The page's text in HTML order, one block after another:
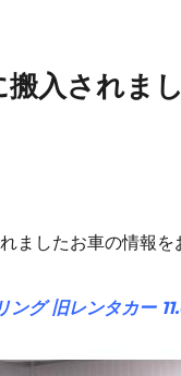
入されま
ましたお車の情報を
ング 旧レンタカー